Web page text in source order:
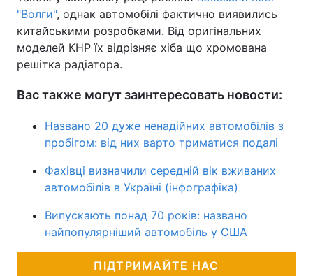
"Волги", однак автомобілі фактично виявились
китайськими розробками. Від оригінальних
моделей КНР їх відрізняє хіба що хромована
решітка радіатора.
Вас также могут заинтересовать новости:
Названо 20 дуже ненадійних автомобілів з
пробігом: від них варто триматися подалі
Фахівці визначили середній вік вживаних
автомобілів в Україні (інфографіка)
Випускають понад 70 років: названо
найпопулярніший автомобіль у США
ПІДТРИМАЙТЕ НАС